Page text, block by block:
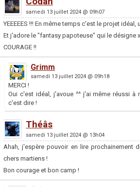
samedi 13 juillet 2024 @ 09h07
YEEEEES !!! En même temps c'est le projet
Et j'adore le "fantasy papoteuse" qui le désigne
COURAGE !!
Grimm
samedi 13 juillet 2024 @ 09h18
MERCI !
Oui c'est idéal, j'avoue ^^ j'ai même réussi à
c'est dire !
Théâs
samedi 13 juillet 2024 @ 13h04
Ahah, j'espère pouvoir en lire prochainement
chers martiens !
Bon courage et bon camp !